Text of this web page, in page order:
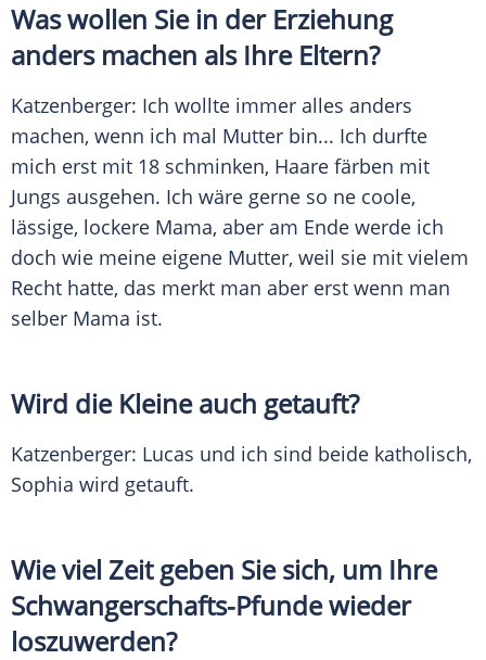
Was wollen Sie in der Erziehung
anders machen als Ihre Eltern?
Katzenberger: Ich wollte immer alles anders
machen, wenn ich mal Mutter bin... Ich durfte
mich erst mit 18 schminken, Haare färben mit
Jungs ausgehen. Ich wäre gerne so ne coole,
lässige, lockere Mama, aber am Ende werde ich
doch wie meine eigene Mutter, weil sie mit vielem
Recht hatte, das merkt man aber erst wenn man
selber Mama ist.
Wird die Kleine auch getauft?
Katzenberger: Lucas und ich sind beide katholisch,
Sophia wird getauft.
Wie viel Zeit geben Sie sich, um Ihre
Schwangerschafts-Pfunde wieder
loszuwerden?